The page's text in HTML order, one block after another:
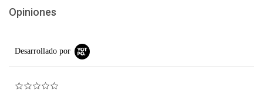
Opiniones
Desarrollado por